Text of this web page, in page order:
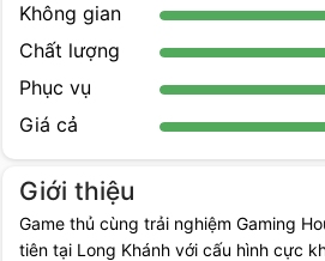
Không gian
Chất lượng
Phục vụ
Giá cả
Giới thiệu
Game thủ cùng trải nghiệm Gaming
tiên tại Long Khánh với cấu hình cực